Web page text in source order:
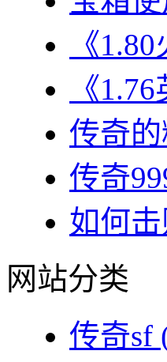
《
《
传奇
传奇
如何
网站分类
传奇sf